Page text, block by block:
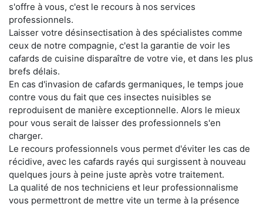
s'offre à vous, c'est le recours à nos services
professionnels.
Laisser votre désinsectisation à des spécialistes comme
ceux de notre compagnie, c'est la garantie de voir les
cafards de cuisine disparaître de votre vie, et dans les plus
brefs délais.
En cas d'invasion de cafards germaniques, le temps joue
contre vous du fait que ces insectes nuisibles se
reproduisent de manière exceptionnelle. Alors le mieux
pour vous serait de laisser des professionnels s'en
charger.
Le recours professionnels vous permet d'éviter les cas de
récidive, avec les cafards rayés qui surgissent à nouveau
quelques jours à peine juste après votre traitement.
La qualité de nos techniciens et leur professionnalisme
vous permettront de mettre vite un terme à la présence